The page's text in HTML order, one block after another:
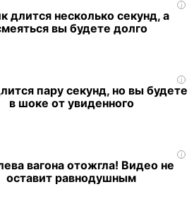
i
длится несколько секунд, а
вы будете долго
i
пару секунд, но вы будете
в шоке от увиденного
i
вагона отожгла! Видео не
оставит равнодушным